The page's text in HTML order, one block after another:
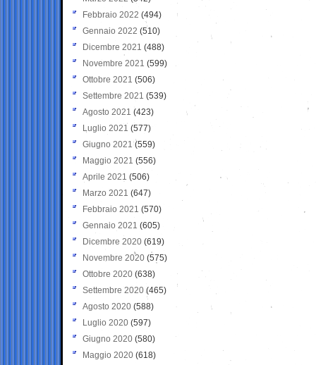
Febbraio 2022 (494)
Gennaio 2022 (510)
Dicembre 2021 (488)
Novembre 2021 (599)
Ottobre 2021 (506)
Settembre 2021 (539)
Agosto 2021 (423)
Luglio 2021 (577)
Giugno 2021(559)
Maggio 2021 (556)
Aprile 2021 (506)
Marzo 2021 (647)
Febbraio 2021 (570)
Gennaio 2021 (605)
Dicembre 2020 (619)
Novembre 2020 (575)
Ottobre 2020 (638)
Settembre 2020(465)
Agosto 2020 (588)
Luglio 2020 (597)
Giugno 2020 (580)
Maggio 2020 (618)